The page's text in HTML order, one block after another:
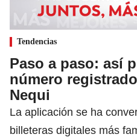
Tendencias
Paso a paso: así
número
Nequi
La aplicación se ha
billeteras digitales más